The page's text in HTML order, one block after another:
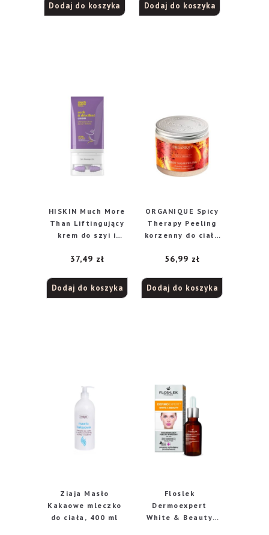
Dodaj do koszyka Dodaj do koszyka
HISKIN Much More
Than Liftingujący
krem do szyi i
37,49 zł
Dodaj do koszyka
ORGANIQUE Spicy
Therapy Peeling
korzenny do ciała
56,99 zł
Dodaj do koszyka
Ziaja Masło
Kakaowe mleczko
do ciała, 400 ml
Floslek
Dermoexpert
White & Beauty